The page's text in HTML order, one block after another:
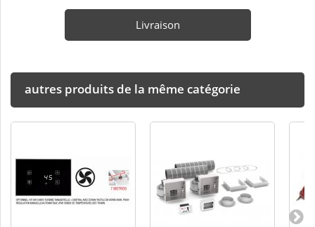
Livraison
autres produits de la même catégorie